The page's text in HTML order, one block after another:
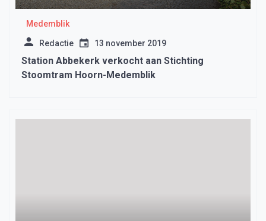
Medemblik
Redactie 13 november 2019
Station Abbekerk verkocht aan Stichting
Stoomtram Hoorn-Medemblik